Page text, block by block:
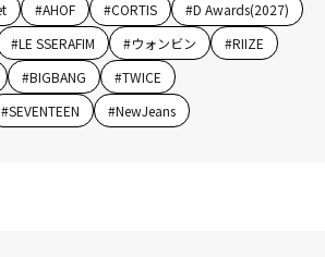
#AHOF #CORTIS #D Awards(2027)
#LE SSERAFIM #ウォンビン #RIIZE
#BIGBANG #TWICE
#SEVENTEEN #NewJeans